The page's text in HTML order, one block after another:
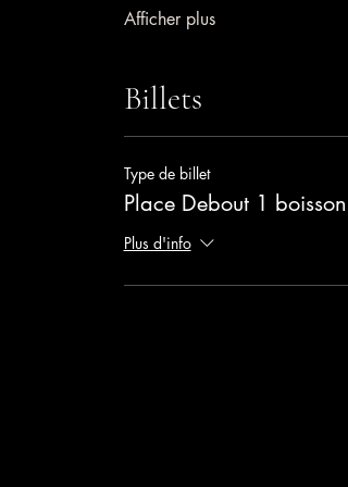
Afficher plus
Billets
Type de billet
Place Debout 1
Plus d'info